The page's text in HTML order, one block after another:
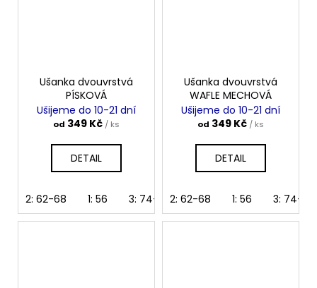
Ušanka dvouvrstvá
PÍSKOVÁ
Ušijeme do 10-21 dní
od 349 Kč / ks
DETAIL
2: 62-68 1: 56 3: 74-80 4: 86-92 5: 98-104
Ušanka dvouvrstvá
WAFLE MECHOVÁ
Ušijeme do 10-21 dní
od 349 Kč / ks
DETAIL
2: 62-68 1: 56 3: 74-80